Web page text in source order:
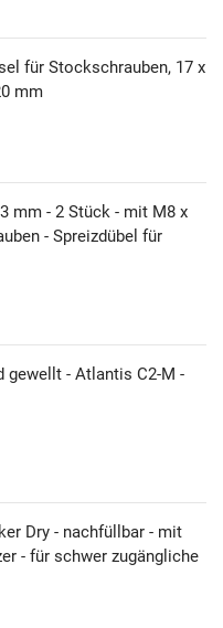
für Stockschrauben, 17 x
mm
mm - 2 Stück - mit M8 x
- Spreizdübel für
gewellt - Atlantis C2-M -
Dry - nachfüllbar - mit
- für schwer zugängliche